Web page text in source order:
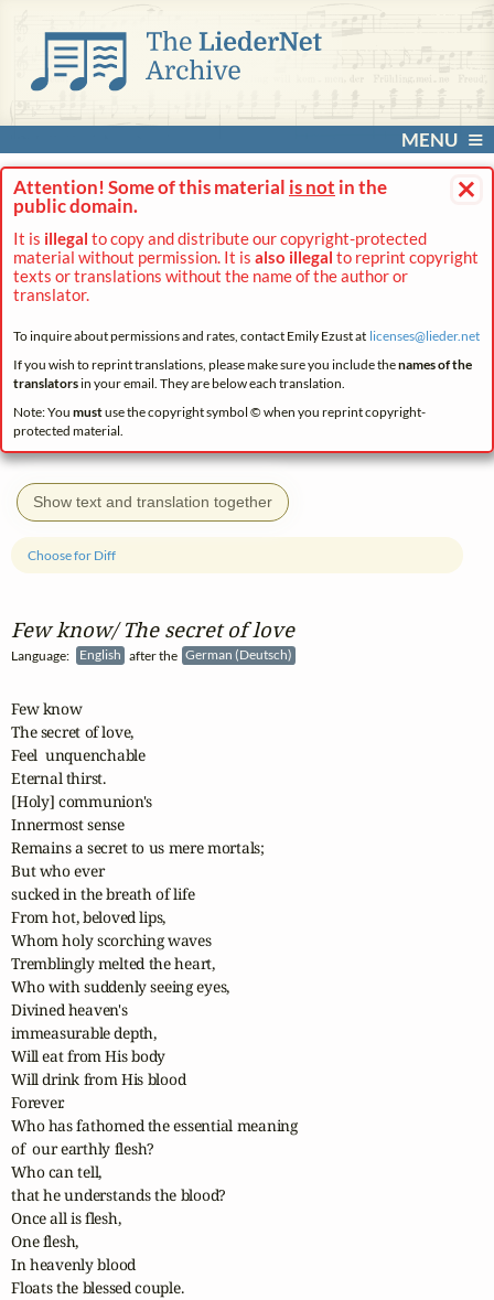
MENU
×
Attention! Some of this material is not in the
public domain.
It is illegal to copy and distribute our copyright-protected
material without permission. It is also illegal to reprint copyright
texts or translations without the name of the author or
translator.
To inquire about permissions and rates, contact Emily Ezust at licenses@lieder.net
If you wish to reprint translations, please make sure you include thenames of the
translatorsin your email. They are below each translation.
Note: You mustuse the copyright symbol © when you reprint copyright-
protected material.
Show text and translation together
Few know/ The secret of love
Language: English after the German (Deutsch)
Choose for Diff
Few know
The secret of love,
Feel  unquenchable
Eternal thirst.
[Holy] communion's
Innermost sense
Remains a secret to us mere mortals;
But who ever
sucked in the breath of life
From hot, beloved lips,
Whom holy scorching waves
Tremblingly melted the heart,
Who with suddenly seeing eyes,
Divined heaven's
immeasurable depth,
Will eat from His body
Will drink from His blood
Forever.
Who has fathomed the essential meaning
of  our earthly flesh?
Who can tell,
that he understands the blood?
Once all is flesh,
One flesh,
In heavenly blood
Floats the blessed couple.